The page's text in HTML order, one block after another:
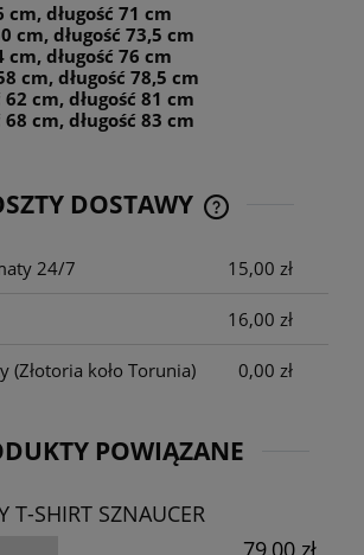
cm, długość 71 cm
cm, długość 73,5 cm
cm, długość 76 cm
cm, długość 78,5 cm
cm, długość 81 cm
cm, długość 83 cm
DOSTAWY
CENA NIE
24/7 15,00 zł
16,00 zł
(Złotoria koło Torunia) 0,00 zł
POWIĄZANE
T-SHIRT SZNAUCER
79,00 zł